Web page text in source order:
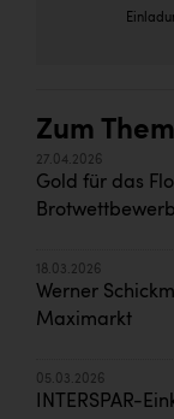
kontakt
Zum
27.04.2026
Gold für das
Brotwettbewerb
18.03.2026
Werner
Maximarkt
05.03.2026
INTERSPAR-